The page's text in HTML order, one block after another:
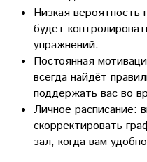
Низкая вероятность
будет
упражнений.
Постоянная
всегда найдёт
поддержать вас во
Личное расписание:
скорректировать
зал, когда вам